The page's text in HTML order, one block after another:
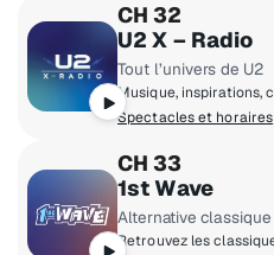
CH 32
U2 X – Radio
Tout l’univers de U2
Spectacles et horaires
CH 33
1st Wave
Alternative classique